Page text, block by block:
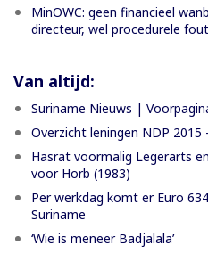
MinOWC: geen financieel
directeur, wel procedurele
Van altijd:
Suriname Nieuws |
Overzicht leningen NDP 2015
Hasrat voormalig Legerarts
voor Horb (1983)
Per werkdag komt er Euro
Suriname
‘Wie is meneer Badjalala’